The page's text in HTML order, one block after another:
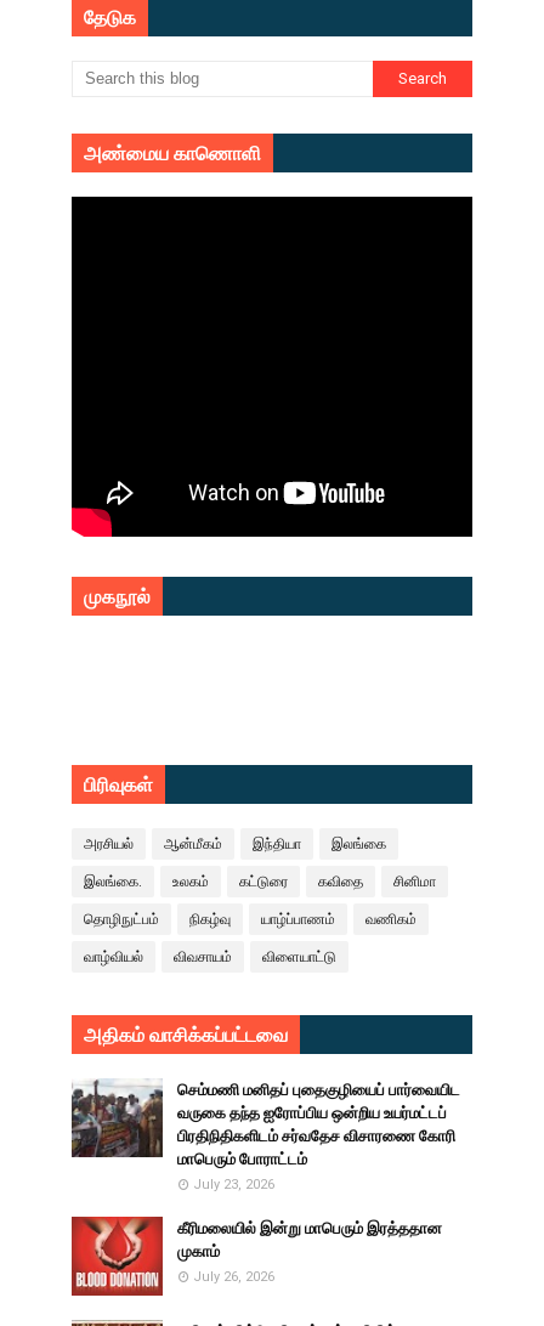
தேடுக
அண்மைய காணொளி
முகநூல்
பிரிவுகள்
அரசியல் ஆன்மீகம் இந்தியா இலங்கை
இலங்கை. உலகம் கட்டுரை கவிதை சினிமா
தொழிநுட்பம் நிகழ்வு யாழ்ப்பாணம் வணிகம்
வாழ்வியல் விவசாயம் விளையாட்டு
அதிகம் வாசிக்கப்பட்டவை
செம்மணி மனிதப் புதைகுழியைப் பார்வையிட
வருகை தந்த ஐரோப்பிய ஒன்றிய உயர்மட்டப்
பிரதிநிதிகளிடம் சர்வதேச விசாரணை கோரி
மாபெரும் போராட்டம்
July 23, 2026
கீரிமலையில் இன்று மாபெரும் இரத்ததான
முகாம்
July 26, 2026